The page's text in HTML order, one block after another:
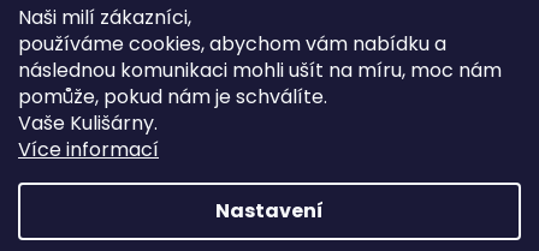
Naši milí zákazníci,
používáme cookies, abychom vám nabídku a
následnou komunikaci mohli ušít na míru, moc nám
pomůže, pokud nám je schválíte.
Vaše Kulišárny.
Více informací
Nastavení
Jak vybrat rostoucí overal na jaro?
Nejčastější otázka, kterou od Vás teď dostáváme je, jak
vybrat rostoucí overal na nadcházející jarní...
OVERALY jaké jsou mezi nimi rozdíly
Overaly jsou velmi oblíbeným kouskem. Snadno se
oblékají, nevykasávají se a přebalování je hračka. ...